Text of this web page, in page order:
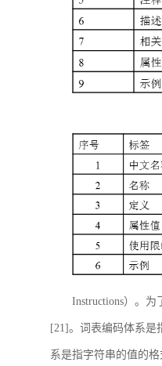
Instructions）。
[21]。词表编码体系是
系是指字符串的值的